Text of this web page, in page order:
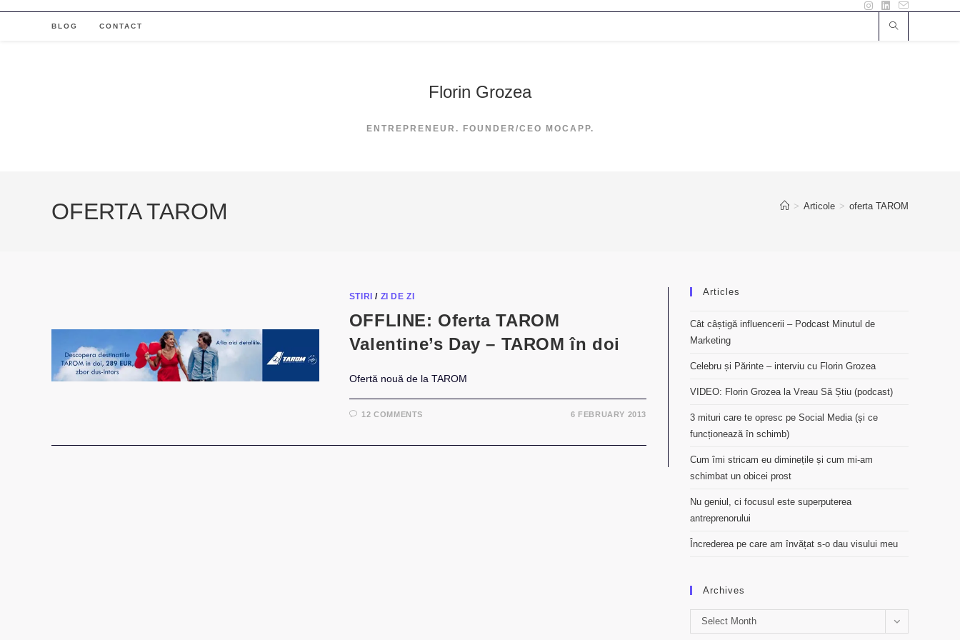
BLOG CONTACT
Florin Grozea
ENTREPRENEUR. FOUNDER/CEO MOCAPP.
OFERTA TAROM > Articole > oferta TAROM
STIRI / ZI DE ZI
OFFLINE: Oferta TAROM
Valentine’s Day – TAROM în doi
Ofertă nouă de la TAROM
12 COMMENTS 6 FEBRUARY 2013
Articles
Cât câștigă influencerii – Podcast Minutul de
Marketing
Celebru și Părinte – interviu cu Florin Grozea
VIDEO: Florin Grozea la Vreau Să Știu (podcast)
3 mituri care te opresc pe Social Media (și ce
funcționează în schimb)
Cum îmi stricam eu diminețile și cum mi-am
schimbat un obicei prost
Nu geniul, ci focusul este superputerea
antreprenorului
Încrederea pe care am învățat s-o dau visului meu
Archives
Archives
Select Month